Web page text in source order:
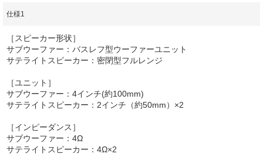
仕様1
［スピーカー形状］
サブウーファー：バスレフ型ウーファーユニット
サテライトスピーカー：密閉型フルレンジ
［ユニット］
サブウーファー：4インチ(約100mm)
サテライトスピーカー：2インチ（約50mm）×2
［インピーダンス］
サブウーファー：4Ω
サテライトスピーカー：4Ω×2